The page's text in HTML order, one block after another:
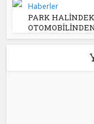
Haberler
PARK